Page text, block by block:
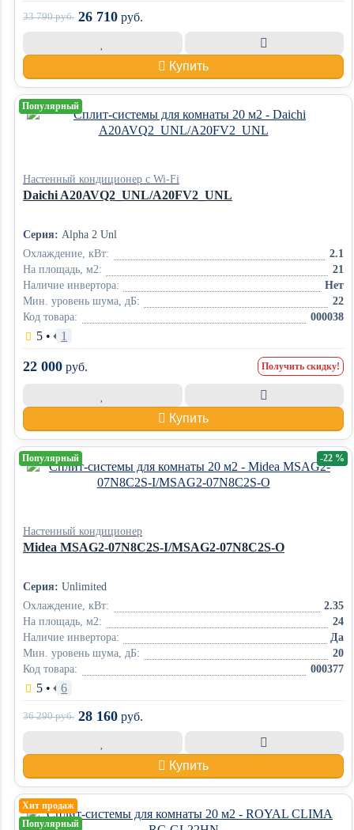
33 790руб. 26 710 руб.
Купить
Популярный
Настенный кондиционер с Wi-Fi
Daichi A20AVQ2_UNL/A20FV2_UNL
Серия: Alpha 2 Unl
Охлаждение, кВт:
2.1
На площадь, м2:
21
Наличие инвертора:
Нет
Мин. уровень шума, дБ:
22
Код товара:
000038
5 • 1
22 000 руб. Получить скидку!
Купить
Популярный
Настенный кондиционер
Midea MSAG2-07N8C2S-I/MSAG2-07N8C2S-O
Серия: Unlimited
Охлаждение, кВт:
2.35
На площадь, м2:
24
Наличие инвертора:
Да
Мин. уровень шума, дБ:
20
Код товара:
000377
5 • 6
-22 %
36 290руб. 28 160 руб.
Купить
Хит продаж
Популярный